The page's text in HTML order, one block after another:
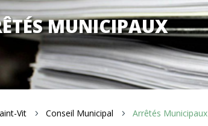
MUNICIPAUX
Vit 5 Conseil Municipal 5 Arrêtés Municipaux